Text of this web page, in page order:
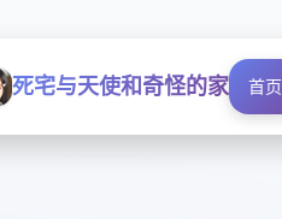
死宅与天使和奇怪的家 首页